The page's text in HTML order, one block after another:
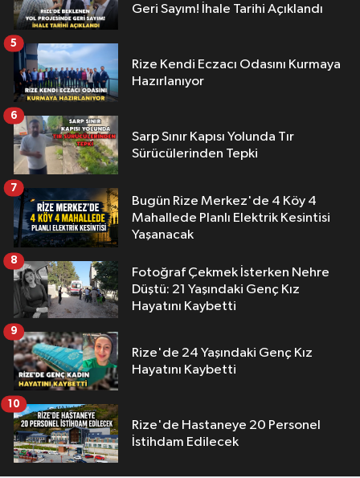
Geri Sayım! İhale Tarihi Açıklandı
Rize Kendi Eczacı Odasını Kurmaya
Hazırlanıyor
5
Sarp Sınır Kapısı Yolunda Tır
Sürücülerinden Tepki
6
Bugün Rize Merkez'de 4 Köy 4
Mahallede Planlı Elektrik Kesintisi
Yaşanacak
7
Fotoğraf Çekmek İsterken Nehre
Düştü: 21 Yaşındaki Genç Kız
Hayatını Kaybetti
8
Rize'de 24 Yaşındaki Genç Kız
Hayatını Kaybetti
9
Rize'de Hastaneye 20 Personel
İstihdam Edilecek
10